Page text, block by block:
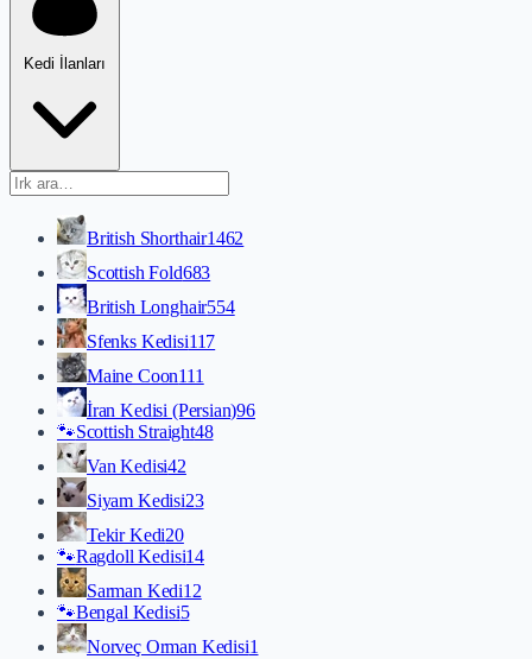
Kedi İlanları
British Shorthair1462
Scottish Fold683
British Longhair554
Sfenks Kedisi117
Maine Coon111
İran Kedisi (Persian)96
🐾Scottish Straight48
Van Kedisi42
Siyam Kedisi23
Tekir Kedi20
🐾Ragdoll Kedisi14
Sarman Kedi12
🐾Bengal Kedisi5
Norveç Orman Kedisi1